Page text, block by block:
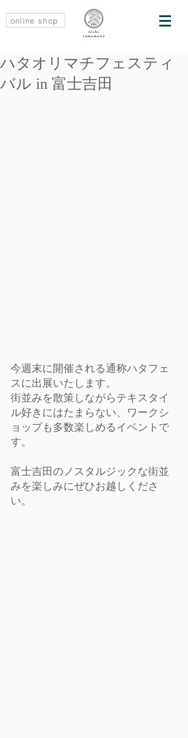
online shop
ハタオリマチフェスティ
バル in 富士吉田
今週末に開催される通称ハタフェ
スに出展いたします。
街並みを散策しながらテキスタイ
ル好きにはたまらない、ワークシ
ョップも多数楽しめるイベントで
す。
富士吉田のノスタルジックな街並
みを楽しみにぜひお越しくださ
い。